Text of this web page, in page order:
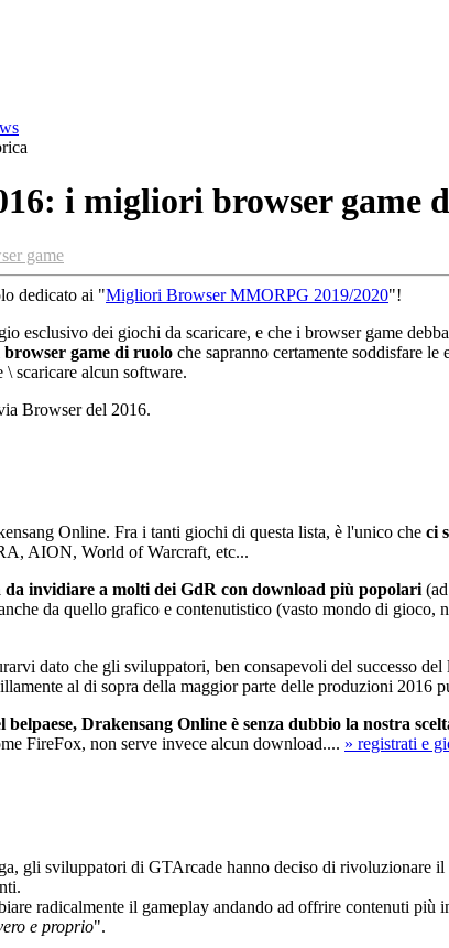
i migliori browser game
game
dedicato ai "Migliori Browser MMORPG 2019/2020"!
esclusivo dei giochi da scaricare, e che i browser game
browser game di ruolo che sapranno certamente soddisfare
scaricare alcun software.
Browser del 2016.
Online. Fra i tanti giochi di questa lista, è l'unico che ci
AION, World of Warcraft, etc...
da invidiare a molti dei GdR con download più popolari
da quello grafico e contenutistico (vasto mondo di gioco,
dato che gli sviluppatori, ben consapevoli del successo
al di sopra della maggior parte delle produzioni 2016
Drakensang Online è senza dubbio la nostra
FireFox, non serve invece alcun download.... » registrati e
gli sviluppatori di GTArcade hanno deciso di rivoluzionare
radicalmente il gameplay andando ad offrire contenuti
e proprio".